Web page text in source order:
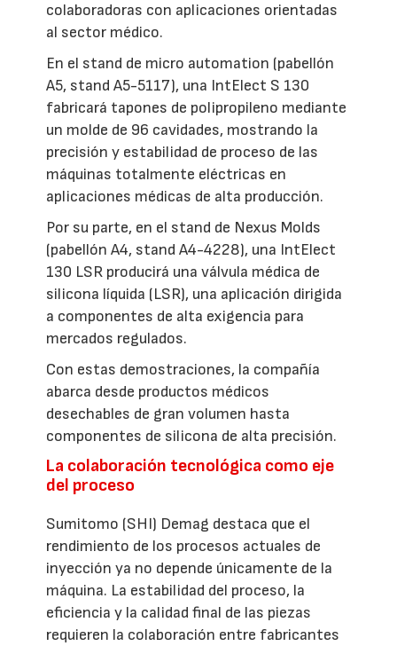
colaboradoras con aplicaciones orientadas
al sector médico.
En el stand de micro automation (pabellón
A5, stand A5-5117), una IntElect S 130
fabricará tapones de polipropileno mediante
un molde de 96 cavidades, mostrando la
precisión y estabilidad de proceso de las
máquinas totalmente eléctricas en
aplicaciones médicas de alta producción.
Por su parte, en el stand de Nexus Molds
(pabellón A4, stand A4-4228), una IntElect
130 LSR producirá una válvula médica de
silicona líquida (LSR), una aplicación dirigida
a componentes de alta exigencia para
mercados regulados.
Con estas demostraciones, la compañía
abarca desde productos médicos
desechables de gran volumen hasta
componentes de silicona de alta precisión.
La colaboración tecnológica como eje
del proceso
Sumitomo (SHI) Demag destaca que el
rendimiento de los procesos actuales de
inyección ya no depende únicamente de la
máquina. La estabilidad del proceso, la
eficiencia y la calidad final de las piezas
requieren la colaboración entre fabricantes